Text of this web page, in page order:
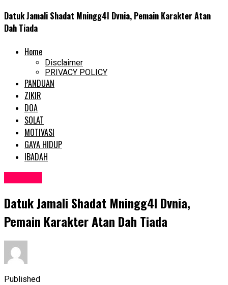
Datuk Jamali Shadat Mningg4I Dvnia, Pemain Karakter Atan
Dah Tiada
Home
Disclaimer
PRIVACY POLICY
PANDUAN
ZIKIR
DOA
SOLAT
MOTIVASI
GAYA HIDUP
IBADAH
Datuk Jamali Shadat Mningg4I Dvnia,
Pemain Karakter Atan Dah Tiada
Published